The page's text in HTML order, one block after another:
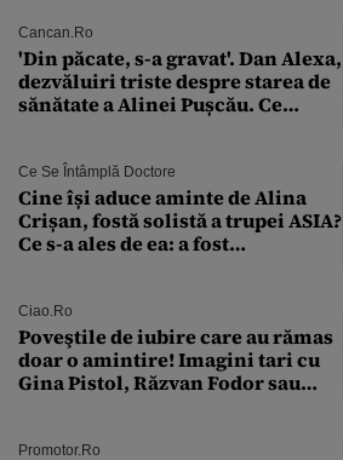
Cancan.ro
'Din păcate, s-a gravat'. Dan Alexa,
dezvăluiri triste despre starea de
sănătate a Alinei Pușcău. Ce
Ce Se Întâmplă Doctore
Cine își aduce aminte de Alina
Crișan, fostă solistă a trupei ASIA?
Ce s-a ales de ea: a fost
Ciao.ro
Poveştile de iubire care au rămas
doar o amintire! Imagini tari cu
Gina Pistol, Răzvan Fodor sau
Promotor.ro